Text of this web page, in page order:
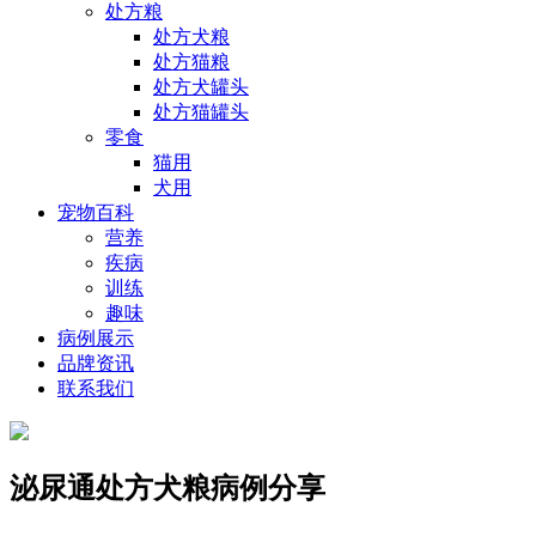
处方粮
处方犬粮
处方猫粮
处方犬罐头
处方猫罐头
零食
猫用
犬用
宠物百科
营养
疾病
训练
趣味
病例展示
品牌资讯
联系我们
泌尿通处方犬粮病例分享